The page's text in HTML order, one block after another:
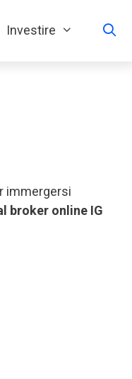
Investire
immergersi
broker online IG